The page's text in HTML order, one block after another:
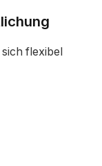
flexibel